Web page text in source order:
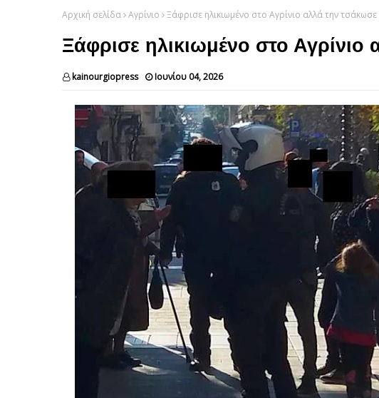
Αρχική σελίδα Αγρίνιο Ξάφρισε ηλικιωμένο στο Αγρίνιο αλλά την τσάκωσε
Ξάφρισε ηλικιωμένο στο
kainourgiopress Ιουνίου 04, 2026